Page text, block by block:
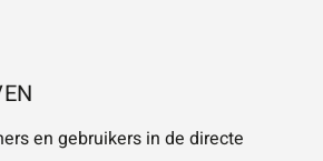
en gebruikers in de directe